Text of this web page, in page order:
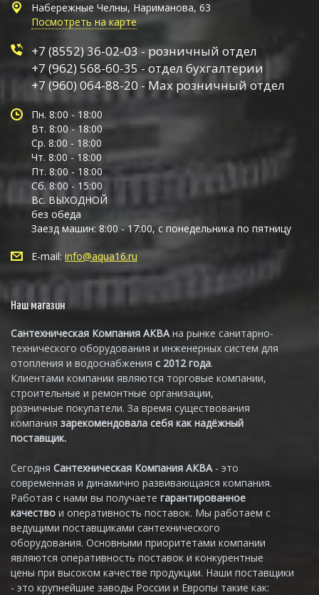
Набережные Челны, Нариманова, 63
Посмотреть на карте
+7 (8552) 36-02-03 - розничный отдел
+7 (962) 568-60-35 - отдел бухгалтерии
+7 (960) 064-88-20 - Max розничный отдел
Пн. 8:00 - 18:00
Вт. 8:00 - 18:00
Ср. 8:00 - 18:00
Чт. 8:00 - 18:00
Пт. 8:00 - 18:00
Сб. 8:00 - 15:00
Вс. ВЫХОДНОЙ
без обеда
Заезд машин: 8:00 - 17:00, с понедельника по пятницу
E-mail: info@aqua16.ru
Наш магазин
Сантехническая Компания АКВАна рынке санитарно-
технического оборудования и инженерных систем для
отопления и водоснабжения с 2012 года.
Клиентами компании являются торговые компании,
строительные и ремонтные организации,
розничные покупатели. За время существования
компания зарекомендовала себя как надёжный
поставщик.
Сегодня Сантехническая Компания АКВА - это
современная и динамично развивающаяся компания.
Работая с нами вы получаете гарантированное
качество и оперативность поставок. Мы работаем с
ведущими поставщиками сантехнического
оборудования. Основными приоритетами компании
являются оперативность поставок и конкурентные
цены при высоком качестве продукции. Наши поставщики
- это крупнейшие заводы России и Европы такие как: